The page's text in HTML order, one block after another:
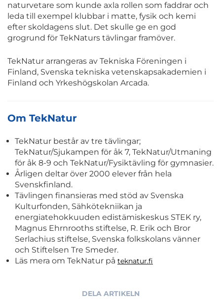
naturvetare som kunde axla rollen som faddrar och
leda till exempel klubbar i matte, fysik och kemi
efter skoldagens slut. Det skulle ge en god
grogrund för TekNaturs tävlingar framöver.
TekNatur arrangeras av Tekniska Föreningen i
Finland, Svenska tekniska vetenskapsakademien i
Finland och Yrkeshögskolan Arcada.
Om TekNatur
TekNatur består av tre tävlingar;
TekNatur/Sjukampen för åk 7, TekNatur/Utmaning
för åk 8-9 och TekNatur/Fysiktävling för gymnasier.
Årligen deltar över 2000 elever från hela
Svenskfinland.
Tävlingen finansieras med stöd av Svenska
Kulturfonden, Sähkötekniikan ja
energiatehokkuuden edistämiskeskus STEK ry,
Magnus Ehrnrooths stiftelse, R. Erik och Bror
Serlachius stiftelse, Svenska folkskolans vänner
och Stiftelsen Tre Smeder.
Läs mera om TekNatur på teknatur.fi
DELA ARTIKELN